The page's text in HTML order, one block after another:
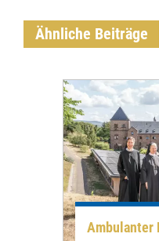
Ähnliche Beiträge
Ambulanter